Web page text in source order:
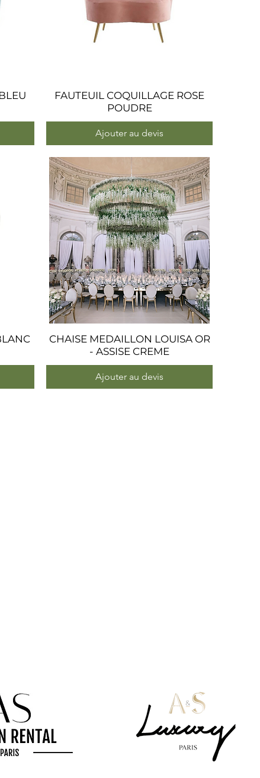
Aperçu rapide
FAUTEUIL COQUILLAGE ROSE
POUDRE
Ajouter au devis
Aperçu rapide
CHAISE MEDAILLON LOUISA OR
- ASSISE CREME
Ajouter au devis